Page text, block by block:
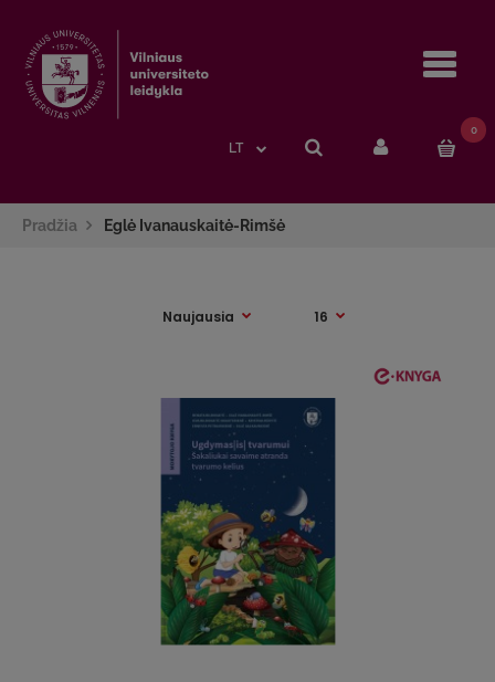
LT
0
Pradžia Eglė Ivanauskaitė-Rimšė